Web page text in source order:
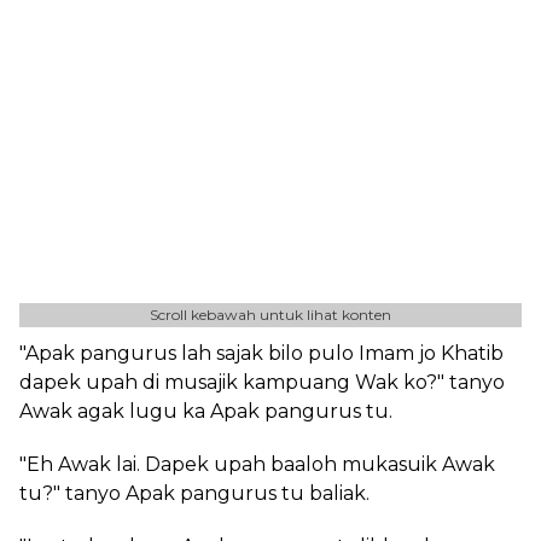
Scroll kebawah untuk lihat konten
"Apak pangurus lah sajak bilo pulo Imam jo Khatib
dapek upah di musajik kampuang Wak ko?" tanyo
Awak agak lugu ka Apak pangurus tu.
"Eh Awak lai. Dapek upah baaloh mukasuik Awak
tu?" tanyo Apak pangurus tu baliak.